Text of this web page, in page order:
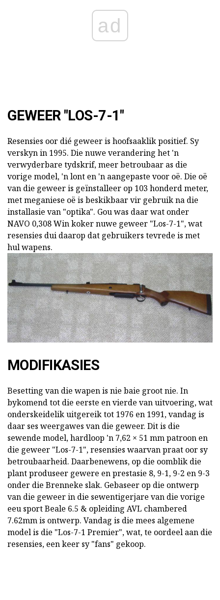
ad
GEWEER "LOS-7-1"
Resensies oor dié geweer is hoofsaaklik positief. Sy
verskyn in 1995. Die nuwe verandering het 'n
verwyderbare tydskrif, meer betroubaar as die
vorige model, 'n lont en 'n aangepaste voor oë. Die oë
van die geweer is geïnstalleer op 103 honderd meter,
met meganiese oë is beskikbaar vir gebruik na die
installasie van "optika". Gou was daar wat onder
NAVO 0,308 Win koker nuwe geweer "Los-7-1", wat
resensies dui daarop dat gebruikers tevrede is met
hul wapens.
MODIFIKASIES
Besetting van die wapen is nie baie groot nie. In
bykomend tot die eerste en vierde van uitvoering, wat
onderskeidelik uitgereik tot 1976 en 1991, vandag is
daar ses weergawes van die geweer. Dit is die
sewende model, hardloop 'n 7,62 × 51 mm patroon en
die geweer "Los-7-1", resensies waarvan praat oor sy
betroubaarheid. Daarbenewens, op die oomblik die
plant produseer gewere en prestasie 8, 9-1, 9-2 en 9-3
onder die Brenneke slak. Gebaseer op die ontwerp
van die geweer in die sewentigerjare van die vorige
eeu sport Beale 6.5 & opleiding AVL chambered
7.62mm is ontwerp. Vandag is die mees algemene
model is die "Los-7-1 Premier", wat, te oordeel aan die
resensies, een keer sy "fans" gekoop.